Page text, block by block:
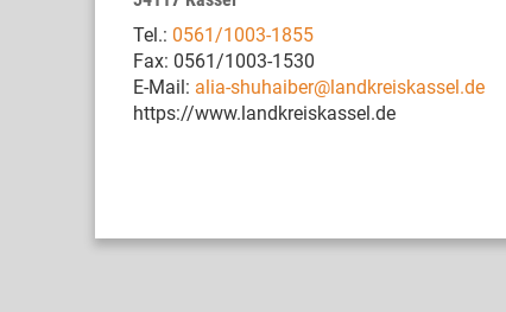
Tel.: 0561/1003-1855
Fax: 0561/1003-1530
E-Mail: alia-shuhaiber@landkreiskassel.de
https://www.landkreiskassel.de